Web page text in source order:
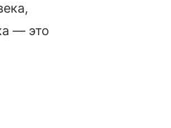
— это